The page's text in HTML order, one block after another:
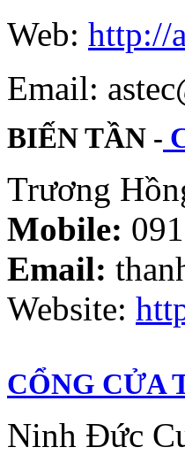
Web: http://
Email:
BIẾN TẦN -
Trương
Mobile:
Email:
Website:
CỔNG CỬA
Ninh Đức